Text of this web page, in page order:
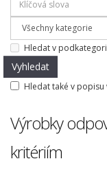
Hledat v
Hledat také v popisu
Výrobky
kritériím